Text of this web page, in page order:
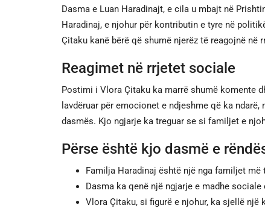
Dasma e Luan Haradinajt, e cila u mbajt në
Haradinaj, e njohur për kontributin e tyre në
Çitaku kanë bërë që shumë njerëz të reagojnë
Reagimet në rrjetet sociale
Postimi i Vlora Çitaku ka marrë shumë komente
lavdëruar për emocionet e ndjeshme që ka
dasmës. Kjo ngjarje ka treguar se si familjet e
Përse është kjo dasmë e
Familja Haradinaj është një nga familjet më
Dasma ka qenë një ngjarje e madhe sociale
Vlora Çitaku, si figurë e njohur, ka sjellë